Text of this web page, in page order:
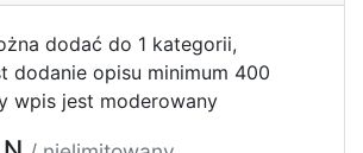
dodać do 1 kategorii,
dodanie opisu minimum 400
wpis jest moderowany